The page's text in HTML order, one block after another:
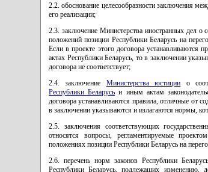
2.2. обоснование целесообразности заключения
его реализации;
2.3. заключение Министерства иностранных дел о
положений позиции Республики Беларусь на
Если в проекте этого договора устанавливаются
актах Республики Беларусь, то в заключении
договора не соответствует;
2.4. заключение Министерства юстиции о
Республики Беларусь и иным актам
договора устанавливаются правила, отличные от
в заключении указываются и излагаются нормы,
2.5. заключения соответствующих
относятся вопросы, регламентируемые
положениях позиции Республики Беларусь на
2.6. перечень норм законов Республики
Республики Беларусь, подлежащих